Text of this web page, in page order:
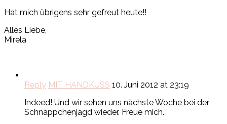
Hat mich übrigens sehr gefreut heute!!
Alles Liebe,
Mirela
Reply MIT HANDKUSS 10. Juni 2012 at 23:19
Indeed! Und wir sehen uns nächste Woche bei der
Schnäppchenjagd wieder. Freue mich.